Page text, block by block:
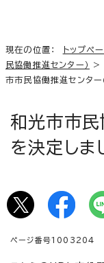
現在の位置： トップペ
民協働推進センター）
>
市市民協働推進センター
和光市市民
を決定しま
ページ番号1003204